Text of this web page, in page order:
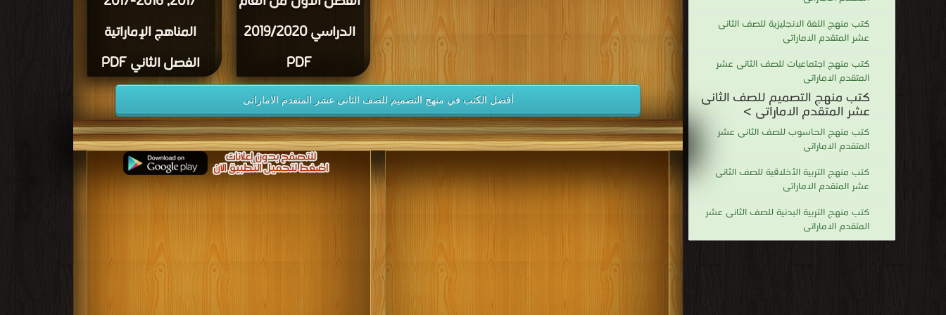
كتب منهج اللغة الانجليزية للصف الثانى
عشر المتقدم الاماراتى
كتب منهج اجتماعيات للصف الثانى عشر
المتقدم الاماراتى
كتب منهج التصميم للصف الثانى
عشر المتقدم الاماراتى >
كتب منهج الحاسوب للصف الثانى عشر
المتقدم الاماراتى
كتب منهج التربية الأخلاقية للصف الثانى
عشر المتقدم الاماراتى
كتب منهج التربية البدنية للصف الثانى عشر
المتقدم الاماراتى
المناهج الإماراتية
الفصل الثاني PDF
الدراسي 2019/2020
PDF
أفضل الكتب في منهج التصميم للصف الثانى عشر المتقدم الاماراتى